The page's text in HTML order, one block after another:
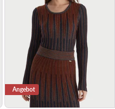
Angebot